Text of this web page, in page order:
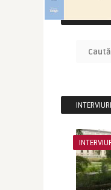
CAUTĂ ÎN
INTERVIURI